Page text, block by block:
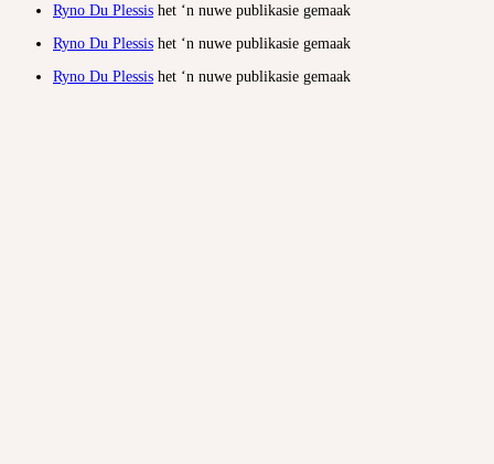
Ryno Du Plessis het ‘n nuwe publikasie gemaak
Ryno Du Plessis het ‘n nuwe publikasie gemaak
Ryno Du Plessis het ‘n nuwe publikasie gemaak